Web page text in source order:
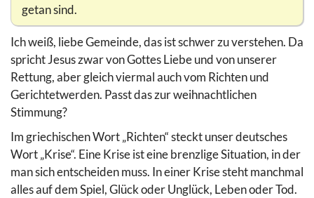
getan sind.
Ich weiß, liebe Gemeinde, das ist schwer zu verstehen. Da
spricht Jesus zwar von Gottes Liebe und von unserer
Rettung, aber gleich viermal auch vom Richten und
Gerichtetwerden. Passt das zur weihnachtlichen
Stimmung?
Im griechischen Wort „Richten“ steckt unser deutsches
Wort „Krise“. Eine Krise ist eine brenzlige Situation, in der
man sich entscheiden muss. In einer Krise steht manchmal
alles auf dem Spiel, Glück oder Unglück, Leben oder Tod.